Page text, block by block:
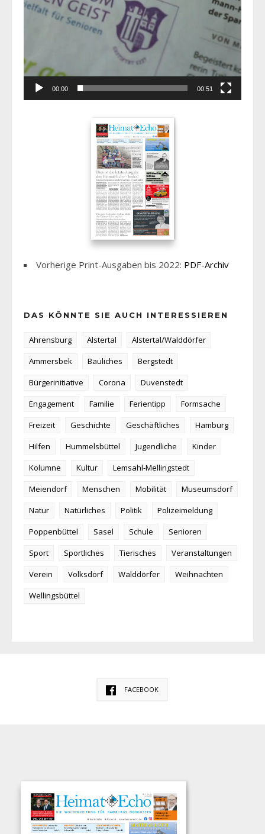
00:00 00:51
Vorherige Print-Ausgaben bis 2022: PDF-Archiv
DAS KÖNNTE SIE AUCH INTERESSIEREN
Ahrensburg Alstertal
Alstertal/Walddörfer
Ammersbek
Bauliches
Bergstedt
Bürgerinitiative
Corona
Duvenstedt
Engagement
Familie Ferientipp
Formsache
Freizeit
Geschichte Geschäftliches
Hamburg
Hilfen
Hummelsbüttel Jugendliche
Kinder
Kolumne
Kultur
Lemsahl-Mellingstedt
Meiendorf
Menschen Mobilität
Museumsdorf
Natur
Natürliches Politik
Polizeimeldung
Poppenbüttel
Sasel Schule
Senioren
Sport
Sportliches Tierisches
Veranstaltungen
Verein
Volksdorf Walddörfer
Weihnachten
Wellingsbüttel
FACEBOOK